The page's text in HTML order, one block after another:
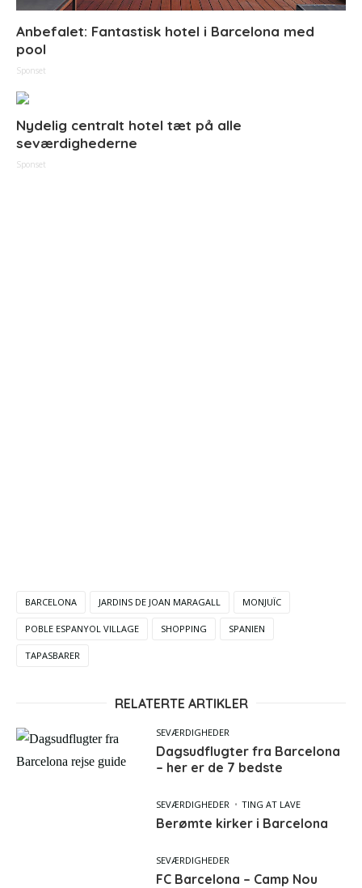
Anbefalet: Fantastisk hotel i Barcelona med
pool
Sponset
Nydelig centralt hotel tæt på alle
seværdighederne
Sponset
BARCELONA JARDINS DE JOAN MARAGALL MONJUÏC
POBLE ESPANYOL VILLAGE SHOPPING SPANIEN
TAPASBARER
RELATERTE ARTIKLER
SEVÆRDIGHEDER
Dagsudflugter fra Barcelona
– her er de 7 bedste
SEVÆRDIGHEDER TING AT LAVE
Berømte kirker i Barcelona
SEVÆRDIGHEDER
FC Barcelona – Camp Nou